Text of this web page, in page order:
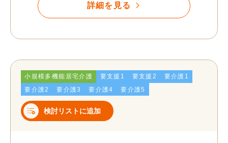
詳細を見る
小規模多機能居宅介護 要支援1 要支援2
要介護1
要介護2
要介護3 要介護4 要介護5
検討リストに追加